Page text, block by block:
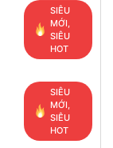
SIÊU
MỚI,
SIÊU
HOT
SIÊU
MỚI,
SIÊU
HOT